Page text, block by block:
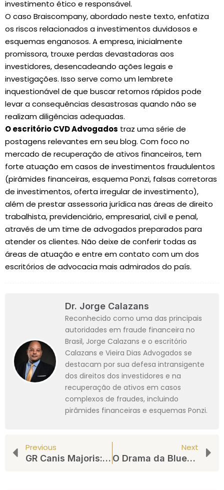
investimento ético e responsável.
O caso Braiscompany, abordado neste texto, enfatiza
os riscos relacionados a investimentos duvidosos e
esquemas enganosos. A empresa, inicialmente
promissora, trouxe perdas devastadoras aos
investidores, desencadeando ações legais e
investigações. Isso serve como um lembrete
inquestionável de que buscar retornos rápidos pode
levar a consequências desastrosas quando não se
realizam diligências adequadas.
O escritório CVD Advogados traz uma série de
postagens relevantes em seu blog. Com foco no
mercado de recuperação de ativos financeiros, tem
forte atuação em casos de investimentos fraudulentos
(pirâmides financeiras, esquema Ponzi, falsas corretoras
de investimentos, oferta irregular de investimento),
além de prestar assessoria jurídica nas áreas de direito
trabalhista, previdenciário, empresarial, civil e penal,
através de um time de advogados preparados para
atender os clientes. Não deixe de conferir todas as
áreas de atuação e entre em contato com um dos
escritórios de advocacia mais admirados do país.
Dr. Jorge Calazans
Reconhecido como uma das principais
autoridades em fraude financeira no
Brasil, Jorge Calazans e o escritório
Calazans e Vieira Dias Advogados se
destacam por sua defesa intransigente
dos direitos dos investidores e na
recuperação de ativos em casos
complexos de fraudes, incluindo
pirâmides financeiras e esquemas Ponzi.
Previous
GR Canis Majoris: Da Ascensão Meteórica à Queda Abrupta – Um Alerta Crucial aos Investidores
Next
O Drama da BlueBenx: Criptomoedas, Promessas e Justiça – Entenda o caso